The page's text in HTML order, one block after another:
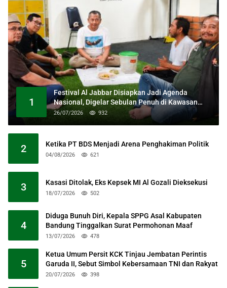
1
Festival Al Jabbar Disiapkan Jadi Agenda
Nasional, Digelar Sebulan Penuh di Kawasan
Masjid Raya Al Jabbar
26/07/2026 932
2 Ketika PT BDS Menjadi Arena Penghakiman Politik
04/08/2026 621
3 Kasasi Ditolak, Eks Kepsek MI Al Gozali Dieksekusi
18/07/2026 502
4
Diduga Bunuh Diri, Kepala SPPG Asal Kabupaten
Bandung Tinggalkan Surat Permohonan Maaf
13/07/2026 478
5
Ketua Umum Persit KCK Tinjau Jembatan Perintis
Garuda II, Sebut Simbol Kebersamaan TNI dan Rakyat
20/07/2026 398